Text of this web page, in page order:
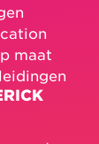
maat